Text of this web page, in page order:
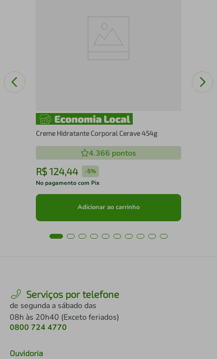
Creme Hidratante Corporal Cerave 454g
4.366 pontos
R$ 124,44 -5%
No pagamento com Pix
Adicionar ao carrinho
Serviços por telefone
de segunda a sábado das
08h às 20h40 (Exceto feriados)
0800 724 4770
Ouvidoria